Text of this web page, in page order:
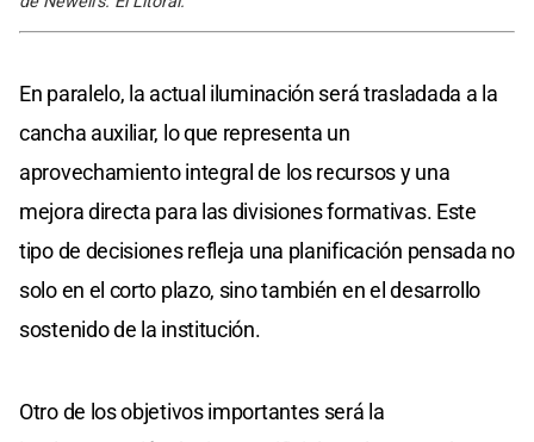
En paralelo, la actual iluminación será trasladada a la
cancha auxiliar, lo que representa un
aprovechamiento integral de los recursos y una
mejora directa para las divisiones formativas. Este
tipo de decisiones refleja una planificación pensada no
solo en el corto plazo, sino también en el desarrollo
sostenido de la institución.
Otro de los objetivos importantes será la